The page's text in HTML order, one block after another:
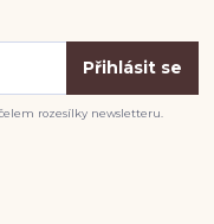
Přihlásit se
rozesílky newsletteru.